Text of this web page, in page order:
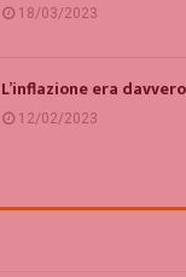
18/03/2023
L’inflazione era
12/02/2023